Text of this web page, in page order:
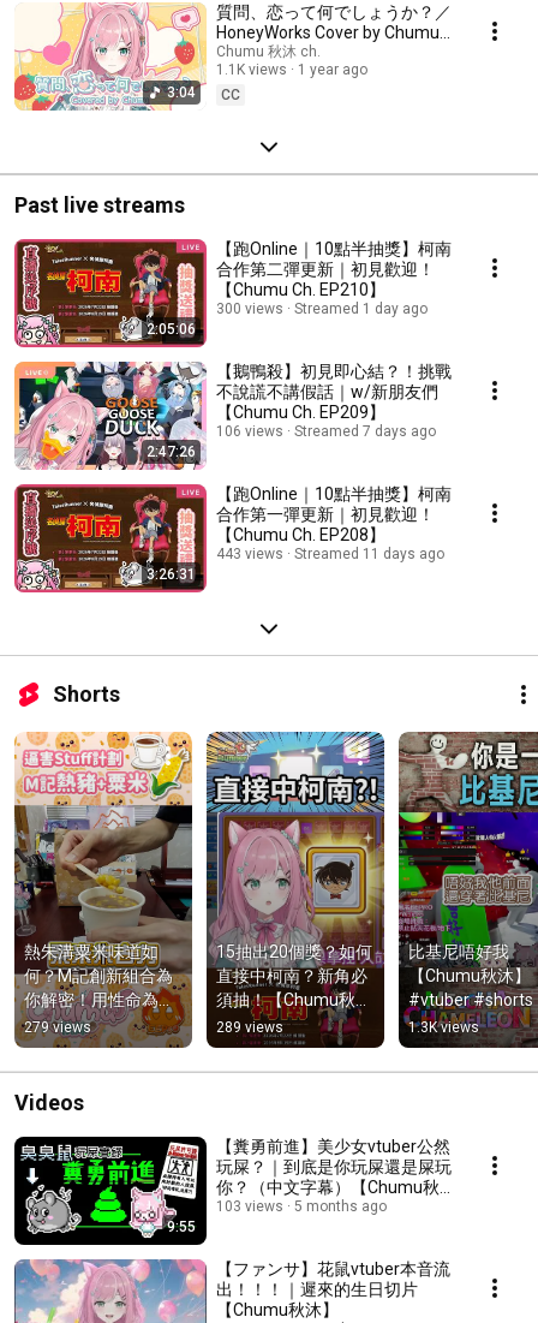
3:04
質問、恋って何でしょうか？／
HoneyWorks Cover by Chumu秋
沐 (アニメ『男女の友情は成立
する？（いや、しないっ!!）』
OPテーマ)【歌ってみた】
Chumu 秋沐 ch.
1.1K views
1 year ago
CC
Past live streams
2:05:06
【跑Online｜10點半抽獎】柯南
合作第二彈更新｜初見歡迎！
【Chumu Ch. EP210】
300 views Streamed 1 day ago
2:47:26
【鵝鴨殺】初見即心結？！挑戰
不說謊不講假話｜w/新朋友們
【Chumu Ch. EP209】
106 views Streamed 7 days ago
3:26:31
【跑Online｜10點半抽獎】柯南
合作第一彈更新｜初見歡迎！
【Chumu Ch. EP208】
443 views Streamed 11 days ago
Shorts
熱朱溝粟米味道如
何？M記創新組合為
你解密！用性命為大
定做實驗【Chumu秋
沐】#vtuber #shorts
#eepro
279 views
15抽出20個獎？如何
直接中柯南？新角必
須抽！【Chumu秋
沐】#vtuber #shorts
#跑online
289 views
比基尼唔好我
【Chumu秋沐】
#vtuber #shorts
1.3K views
Videos
9:55
【糞勇前進】美少女vtuber公然
玩屎？｜到底是你玩屎還是屎玩
你？（中文字幕）【Chumu秋
沐】
103 views 5 months ago
【ファンサ】花鼠vtuber本音流
出！！！｜遲來的生日切片
【Chumu秋沐】